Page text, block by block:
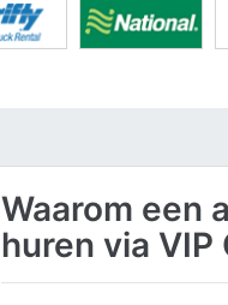
Waarom een
huren via VIP